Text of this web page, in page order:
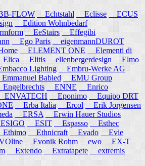
FLOW Echtstahl Eclisse
ECUS
Edition Wohnbedarf
EeStairs
Effegibi
Ego Paris
eigenmannDUROT
ELEMENT ONE
Elementi di
Elitis ellenbergerdesign
Elmo
Lighting
Embru-Werke AG
Babled
EMU Group
ENNE
Enrico
Eponimo
Equipo DRT
Erba Italia Ercol
Erik Jorgensen
ERSA
Erwin Hauer Studios
ESIT Espasso
Esthec
Ethnicraft Evado
Evie
Evonik Rohm ewo
EX-T
Extendo Extratapete
extremis